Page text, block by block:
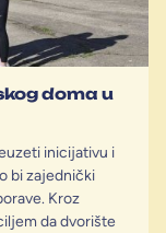
doma u
inicijativu i
bi zajednički
Kroz
da dvorište